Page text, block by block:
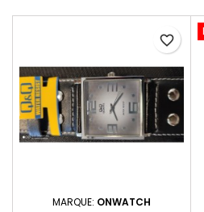
MARQUE: ONWATCH
favorite_border